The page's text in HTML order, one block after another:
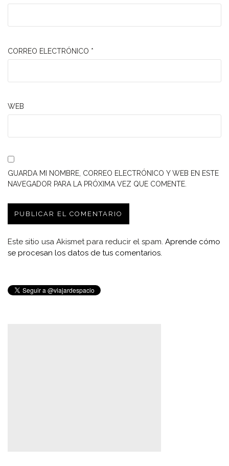
CORREO ELECTRÓNICO *
WEB
GUARDA MI NOMBRE, CORREO ELECTRÓNICO Y WEB EN ESTE
NAVEGADOR PARA LA PRÓXIMA VEZ QUE COMENTE.
Este sitio usa Akismet para reducir el spam. Aprende cómo
se procesan los datos de tus comentarios.